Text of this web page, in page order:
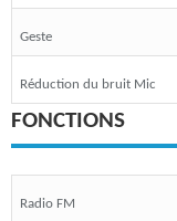
Geste
Réduction du bruit Mic
FONCTIONS
Radio FM